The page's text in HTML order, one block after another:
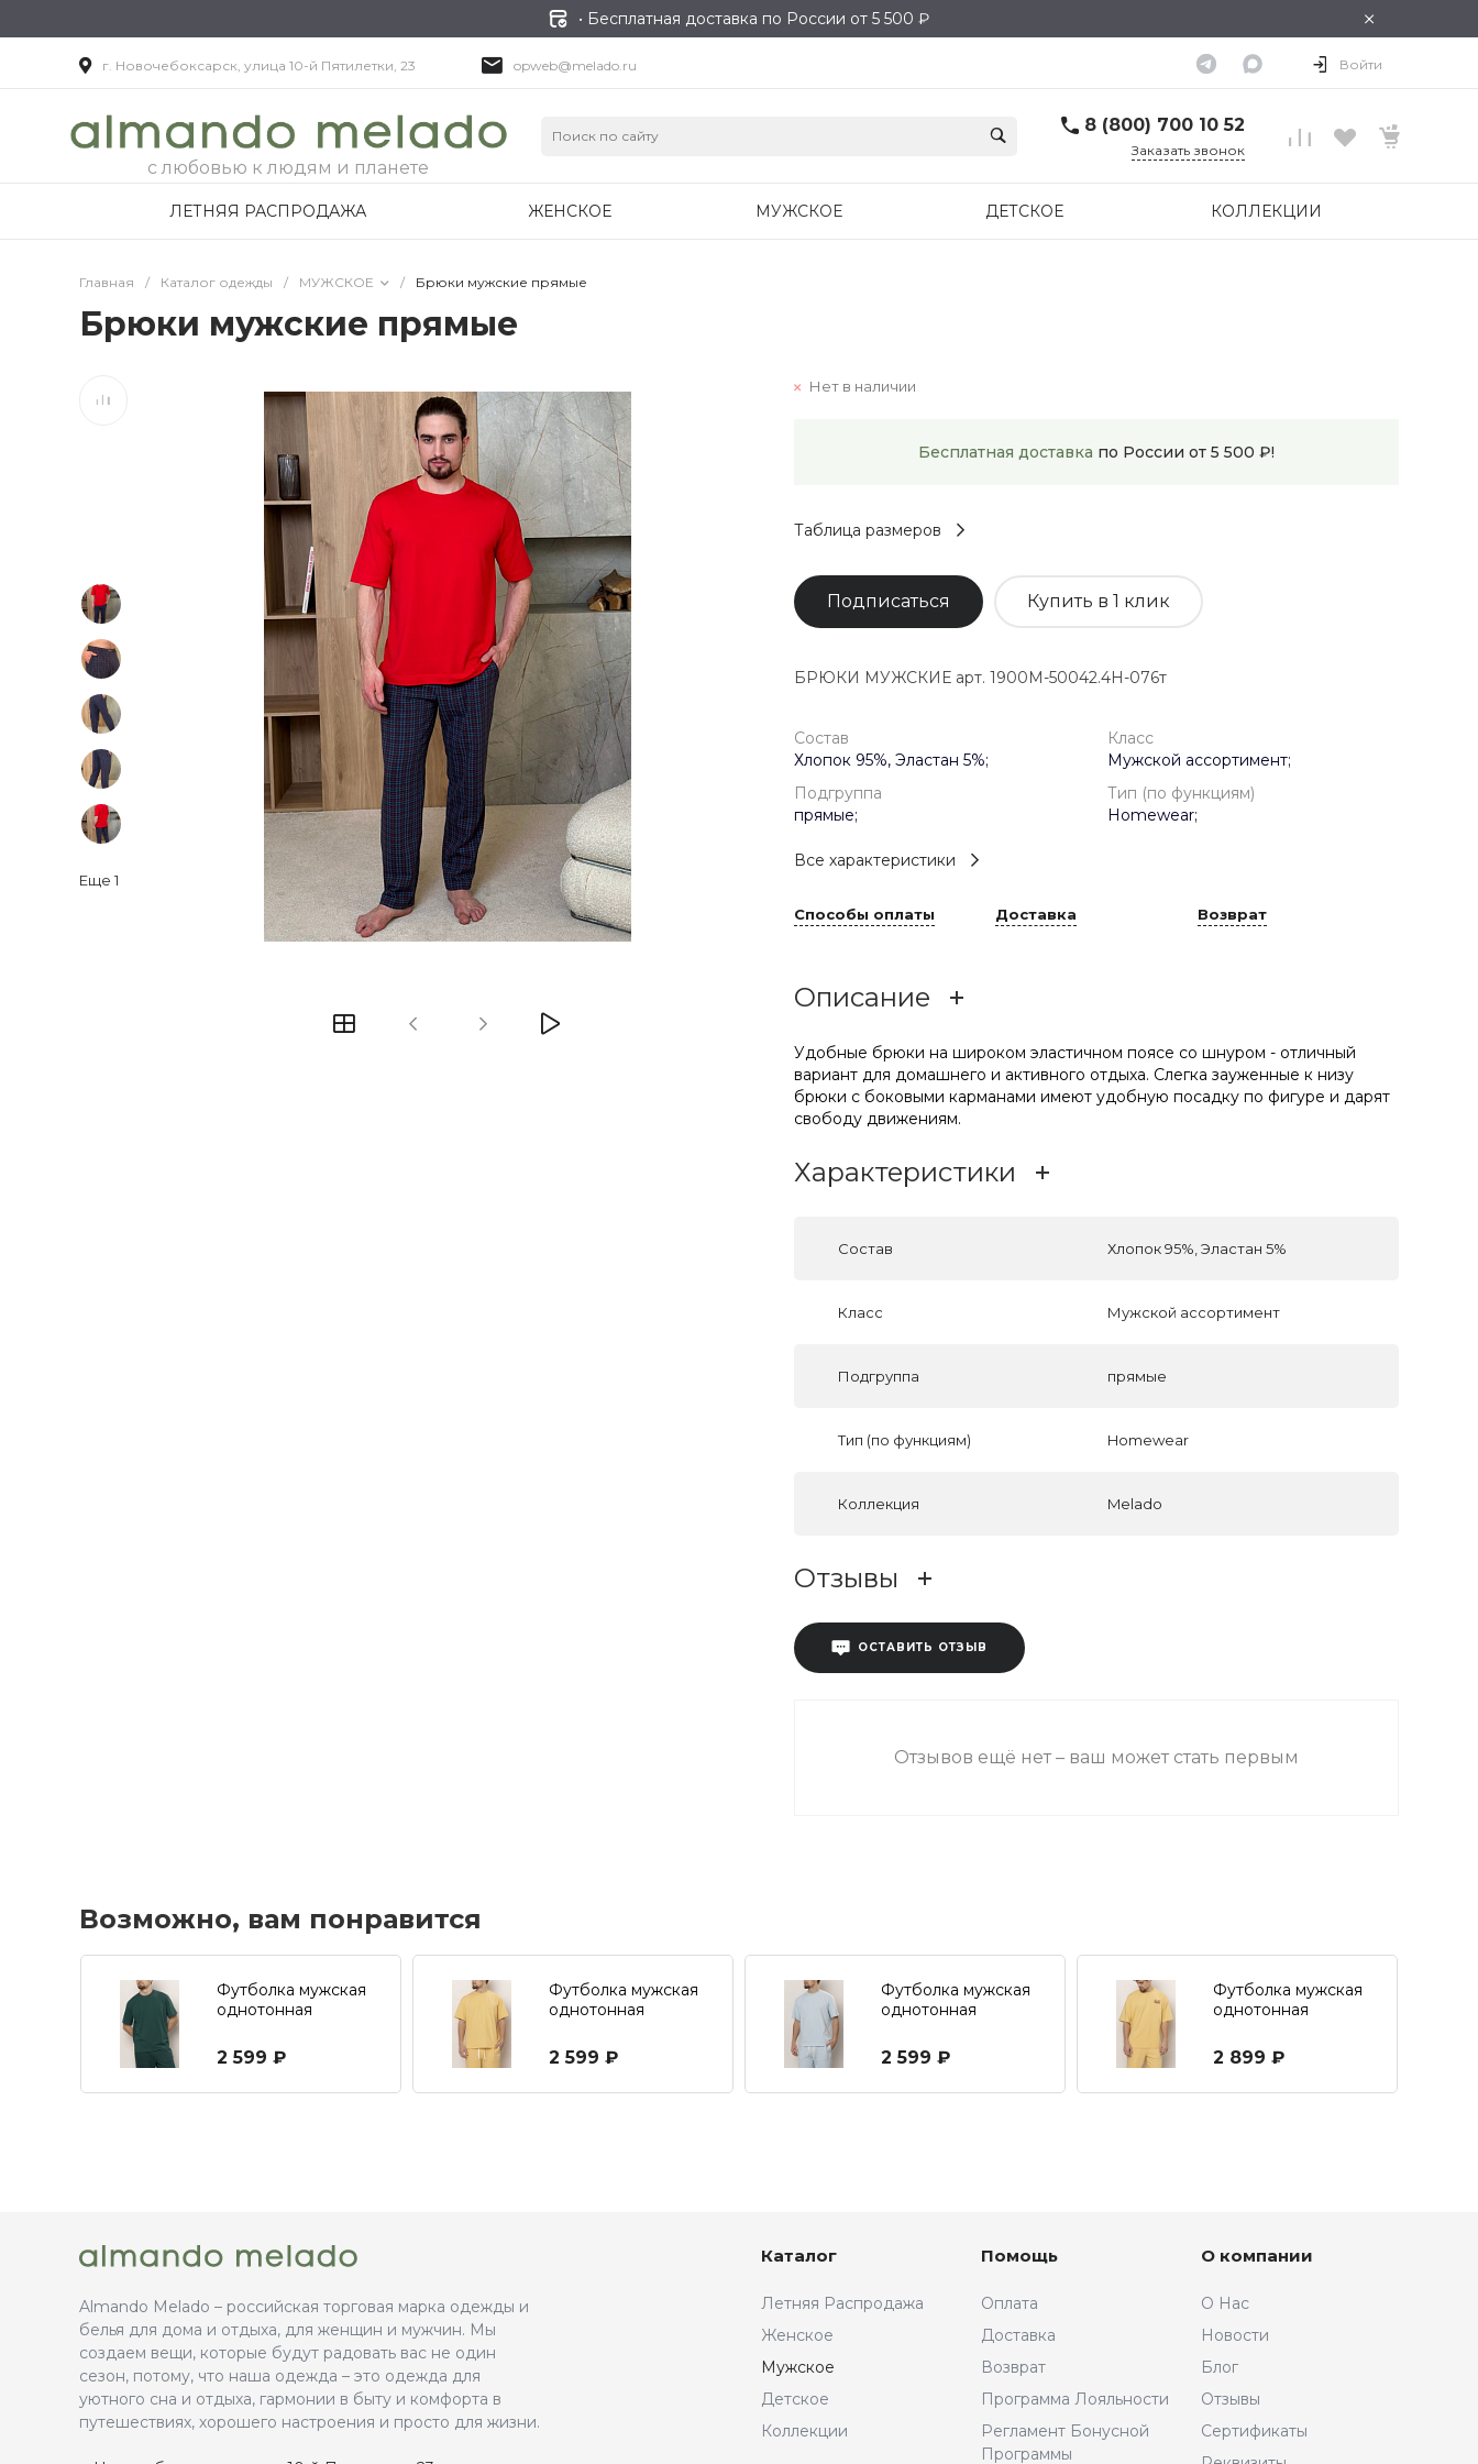
• Бесплатная доставка по России от 5 500 ₽ ×
г. Новочебоксарск, улица 10-й Пятилетки, 23 opweb@melado.ru Войти
с любовью к людям и планете
8 (800) 700 10 52
Заказать звонок
ЛЕТНЯЯ РАСПРОДАЖА ЖЕНСКОЕ МУЖСКОЕ ДЕТСКОЕ КОЛЛЕКЦИИ
Главная / Каталог одежды / МУЖСКОЕ / Брюки мужские прямые
Брюки мужские прямые
Еще 1
Нет в наличии
Бесплатная доставка по России от 5 500 ₽!
Таблица размеров
Подписаться Купить в 1 клик
БРЮКИ МУЖСКИЕ арт. 1900M-50042.4H-076т
Состав
Хлопок 95%, Эластан 5%;
Класс
Мужской ассортимент;
Подгруппа
прямые;
Тип (по функциям)
Homewear;
Все характеристики
Способы оплаты Доставка Возврат
Описание
Удобные брюки на широком эластичном поясе со шнуром - отличный
вариант для домашнего и активного отдыха. Слегка зауженные к низу
брюки с боковыми карманами имеют удобную посадку по фигуре и дарят
свободу движениям.
Характеристики
Состав Хлопок 95%, Эластан 5%
Класс Мужской ассортимент
Подгруппа прямые
Тип (по функциям) Homewear
Коллекция Melado
Отзывы
ОСТАВИТЬ ОТЗЫВ
Отзывов ещё нет – ваш может стать первым
Возможно, вам понравится
Футболка мужская
однотонная
2 599 ₽
Футболка мужская
однотонная
2 599 ₽
Футболка мужская
однотонная
2 599 ₽
Футболка мужская
однотонная
принтом
2 899 ₽
Almando Melado – российская торговая марка одежды и
белья для дома и отдыха, для женщин и мужчин. Мы
создаем вещи, которые будут радовать вас не один
сезон, потому, что наша одежда – это одежда для
уютного сна и отдыха, гармонии в быту и комфорта в
путешествиях, хорошего настроения и просто для жизни.
Каталог
Летняя Распродажа
Женское
Мужское
Детское
Коллекции
Помощь
Оплата
Доставка
Возврат
Программа Лояльности
Регламент Бонусной
Программы
О компании
О Нас
Новости
Блог
Отзывы
Сертификаты